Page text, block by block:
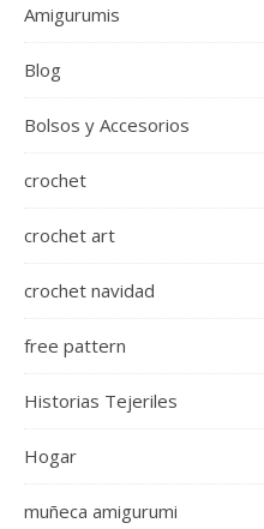
Amigurumis
Blog
Bolsos y Accesorios
crochet
crochet art
crochet navidad
free pattern
Historias Tejeriles
Hogar
muñeca amigurumi